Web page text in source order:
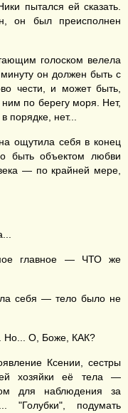
пытался ей сказать.
он был преисполнен
голоском велела
он должен быть с
чести, и может быть,
ним по берегу моря. Нет,
порядке, нет...
ощутила себя в конец
быть объектом любви
— по крайней мере,
главное — ЧТО же
себя — тело было не
Но... О, Боже, КАК?
Ксении, сестры
хозяйки её тела —
для наблюдения за
"Голубки", подумать